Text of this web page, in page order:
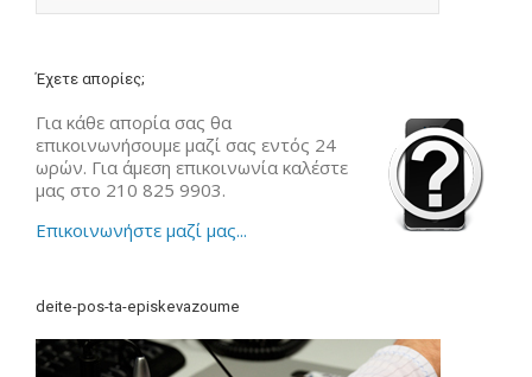
Έχετε απορίες;
Για κάθε απορία σας θα
επικοινωνήσουμε μαζί σας εντός 24
ωρών. Για άμεση επικοινωνία καλέστε
μας στο 210 825 9903.
Επικοινωνήστε μαζί μας...
deite-pos-ta-episkevazoume